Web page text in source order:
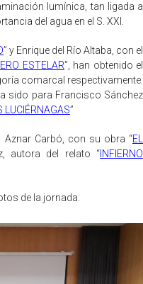
lumínica, tan ligada a
del agua en el S. XXI.
” y Enrique del Río Altaba, con el
ESTELAR”, han obtenido el
comarcal respectivamente.
sido para Francisco Sánchez
LUCIÉRNAGAS”
Aznar Carbó, con su obra “EL
autora del relato “ NFIERNO
de la jornada: